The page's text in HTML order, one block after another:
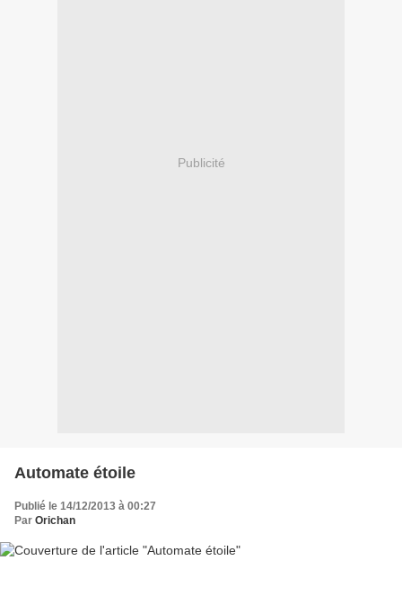
Publicité
Automate étoile
Publié le 14/12/2013 à 00:27
Par Orichan